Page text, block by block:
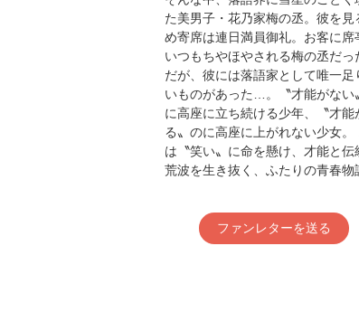
た美男子・花乃家梅の丞。彼を見
め寄席は連日満員御礼。お客に席
いつもちやほやされる梅の丞だっ
だが、彼には落語家として唯一足
いものがあった…。〝才能がない
に高座に立ち続ける少年、〝才能
る〟のに高座に上がれない少女。
は〝笑い〟に命を懸け、才能と伝
荒波を生き抜く、ふたりの青春物
ファンレターを送る